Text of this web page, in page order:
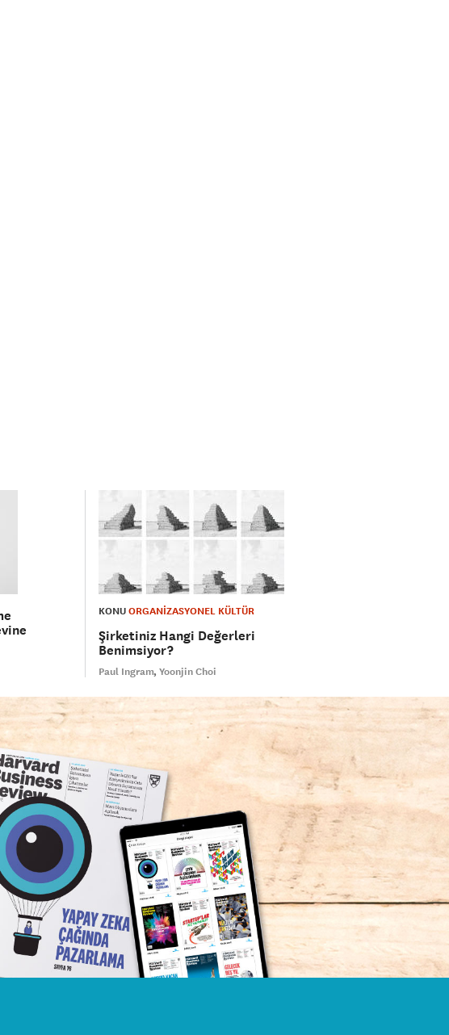
KONUORGANİZASYONEL KÜLTÜR
Şirketiniz Hangi Değerleri
Benimsiyor?
Paul Ingram Yoonjin Choi